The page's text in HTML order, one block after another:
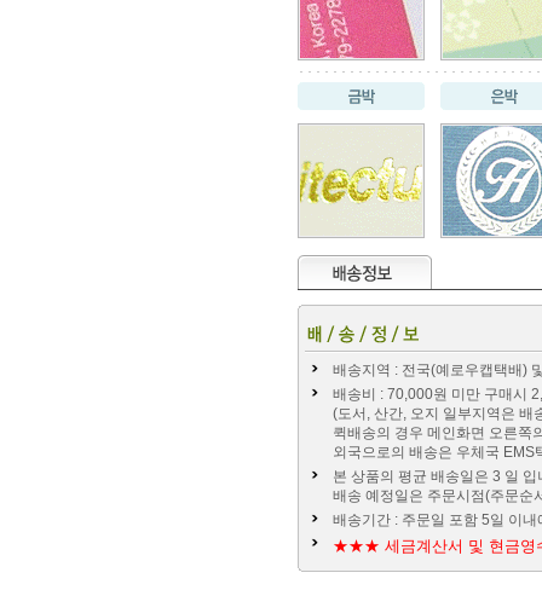
배송지역 : 전국(예로우캡택배)
배송비 : 70,000원 미만 구매시
(도서, 산간, 오지 일부지역은 배
퀵배송의 경우 메인화면 오른쪽
외국으로의 배송은 우체국 EMS
본 상품의 평균 배송일은 3 일 입
배송 예정일은 주문시점(주문순
배송기간 : 주문일 포함 5일 이
★★★ 세금계산서 및 현금영